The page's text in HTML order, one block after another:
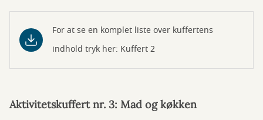
For at se en komplet liste over kuffertens
indhold tryk her: Kuffert 2
Aktivitetskuffert nr. 3: Mad og køkken